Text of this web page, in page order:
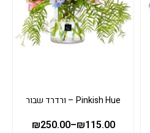
Pinkish Hue – ורדרד שבור
₪115.00
–
₪250.00